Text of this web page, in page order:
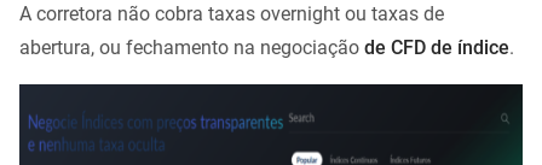
A corretora não cobra taxas overnight ou taxas de
abertura, ou fechamento na negociação de CFD de índice.